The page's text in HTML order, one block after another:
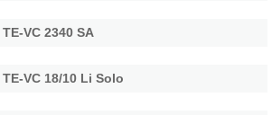
VC 2340 SA
VC 18/10 Li Solo